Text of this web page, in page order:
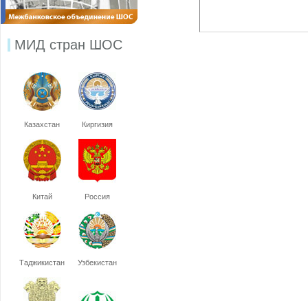
МИД стран ШОС
Казахстан Киргизия
Китай Россия
Таджикистан Узбекистан